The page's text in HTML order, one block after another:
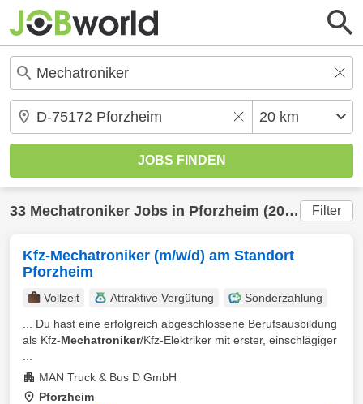
33 Mechatroniker Jobs in Pforzheim (20 km) gefunden Filter
Kfz-Mechatroniker (m/w/d) am Standort
Pforzheim
Vollzeit Attraktive Vergütung
Sonderzahlung
... Du hast eine erfolgreich abgeschlossene Berufsausbildung
als Kfz-Mechatroniker/Kfz-Elektriker mit erster, einschlägiger
MAN Truck & Bus D GmbH
Pforzheim